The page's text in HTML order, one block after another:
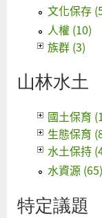
文化保存
人權 (10)
族群 (3)
山林水土
國土保育
生態保育
水土保持
水資源 (65)
特定議題